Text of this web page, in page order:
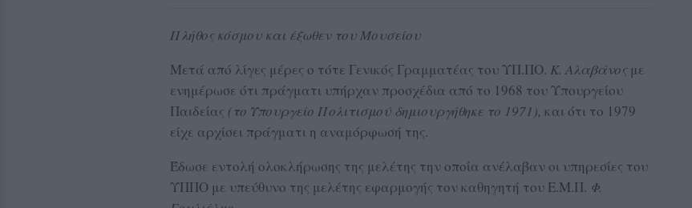
Πλήθος κόσμου και έξωθεν του Μουσείου
Μετά από λίγες μέρες ο τότε Γενικός Γραμματέας του ΥΠ.ΠΟ. Κ. Αλαβάνοςμε
ενημέρωσε ότι πράγματι υπήρχαν προσχέδια από το 1968 του Υπουργείου
Παιδείας (το Υπουργείο Πολιτισμού δημιουργήθηκε το 1971), και ότι το 1979
είχε αρχίσει πράγματι η αναμόρφωσή της.
Έδωσε εντολή ολοκλήρωσης της μελέτης την οποία ανέλαβαν οι υπηρεσίες του
ΥΠΠΟ με υπεύθυνο της μελέτης εφαρμογής τον καθηγητή του Ε.Μ.Π. Φ.